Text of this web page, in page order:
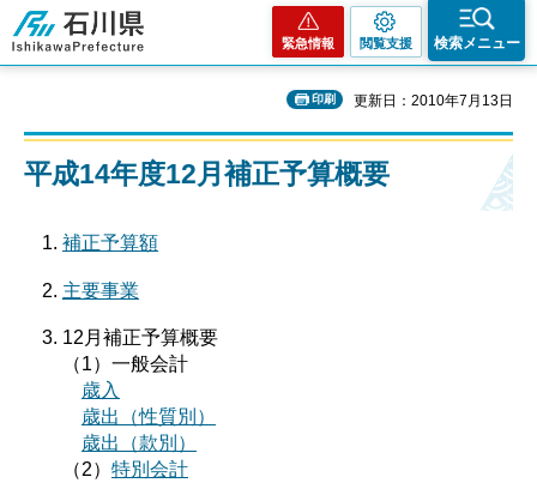
石川県
緊急情報 閲覧支援 検索メニュー
印刷 更新日：2010年7月13日
平成14年度12月補正予算概要
補正予算額
主要事業
12月補正予算概要
（1）一般会計
歳入
歳出（性質別）
歳出（款別）
（2） 特別会計